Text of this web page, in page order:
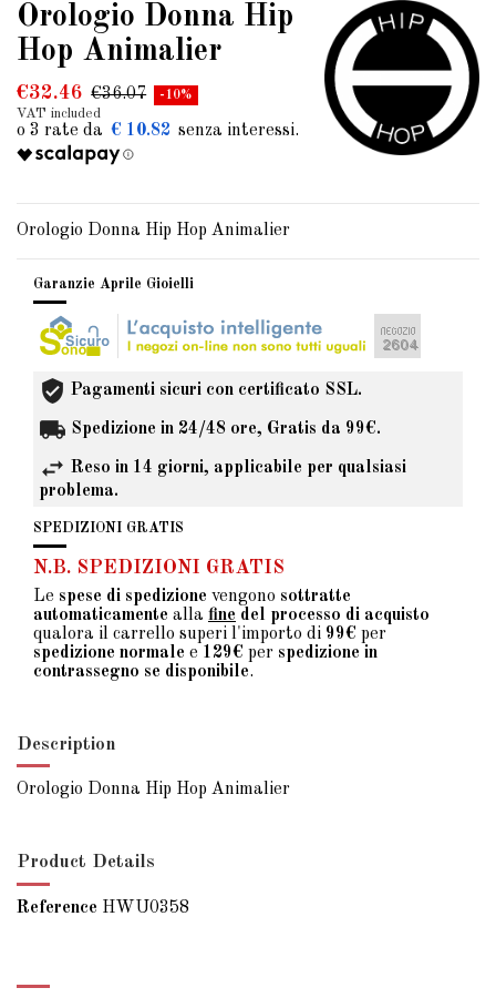
Orologio Donna Hip
Hop Animalier
€32.46 €36.07 -10%
VAT included
€ 10.82
Orologio Donna Hip Hop Animalier
Garanzie Aprile Gioielli
Pagamenti sicuri con certificato SSL.
Spedizione in 24/48 ore, Gratis da 99€.
Reso in 14 giorni, applicabile per qualsiasi
problema.
SPEDIZIONI GRATIS
N.B. SPEDIZIONI GRATIS
Le spese di spedizione vengono sottratte
automaticamente alla fine del processo di acquisto
qualora il carrello superi l'importo di 99€ per
spedizione normale e 129€ per spedizione in
contrassegno se disponibile.
Description
Orologio Donna Hip Hop Animalier
Product Details
Reference HWU0358